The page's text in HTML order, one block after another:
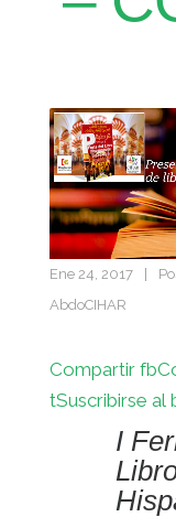
Ene 24, 2017
AbdoCIHAR
Compartir fb
tSuscribirse al
I